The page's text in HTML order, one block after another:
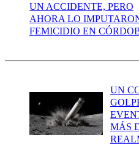
UN ACCIDENTE, PERO
AHORA LO
FEMICIDIO EN
UN
MÁS